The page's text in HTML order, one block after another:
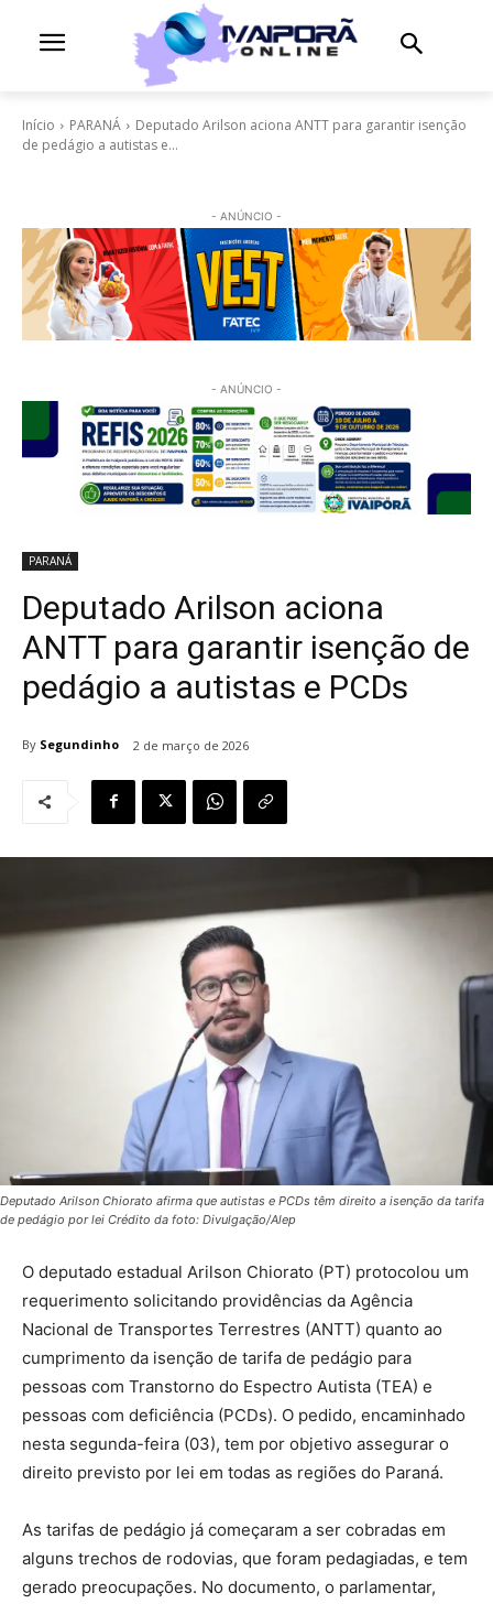
Início PARANÁ
Deputado Arilson aciona ANTT para garantir isenção
de pedágio a autistas e...
- ANÚNCIO -
- ANÚNCIO -
PARANÁ
Deputado Arilson aciona
ANTT para garantir isenção de
pedágio a autistas e PCDs
By Segundinho 2 de março de 2026
Deputado Arilson Chiorato afirma que autistas e PCDs têm direito a isenção da tarifa
de pedágio por lei Crédito da foto: Divulgação/Alep
O deputado estadual Arilson Chiorato (PT) protocolou um
requerimento solicitando providências da Agência
Nacional de Transportes Terrestres (ANTT) quanto ao
cumprimento da isenção de tarifa de pedágio para
pessoas com Transtorno do Espectro Autista (TEA) e
pessoas com deficiência (PCDs). O pedido, encaminhado
nesta segunda-feira (03), tem por objetivo assegurar o
direito previsto por lei em todas as regiões do Paraná.
As tarifas de pedágio já começaram a ser cobradas em
alguns trechos de rodovias, que foram pedagiadas, e tem
gerado preocupações. No documento, o parlamentar,